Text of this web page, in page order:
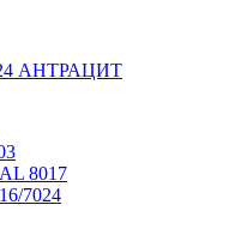
АНТРАЦИТ
8017
7024